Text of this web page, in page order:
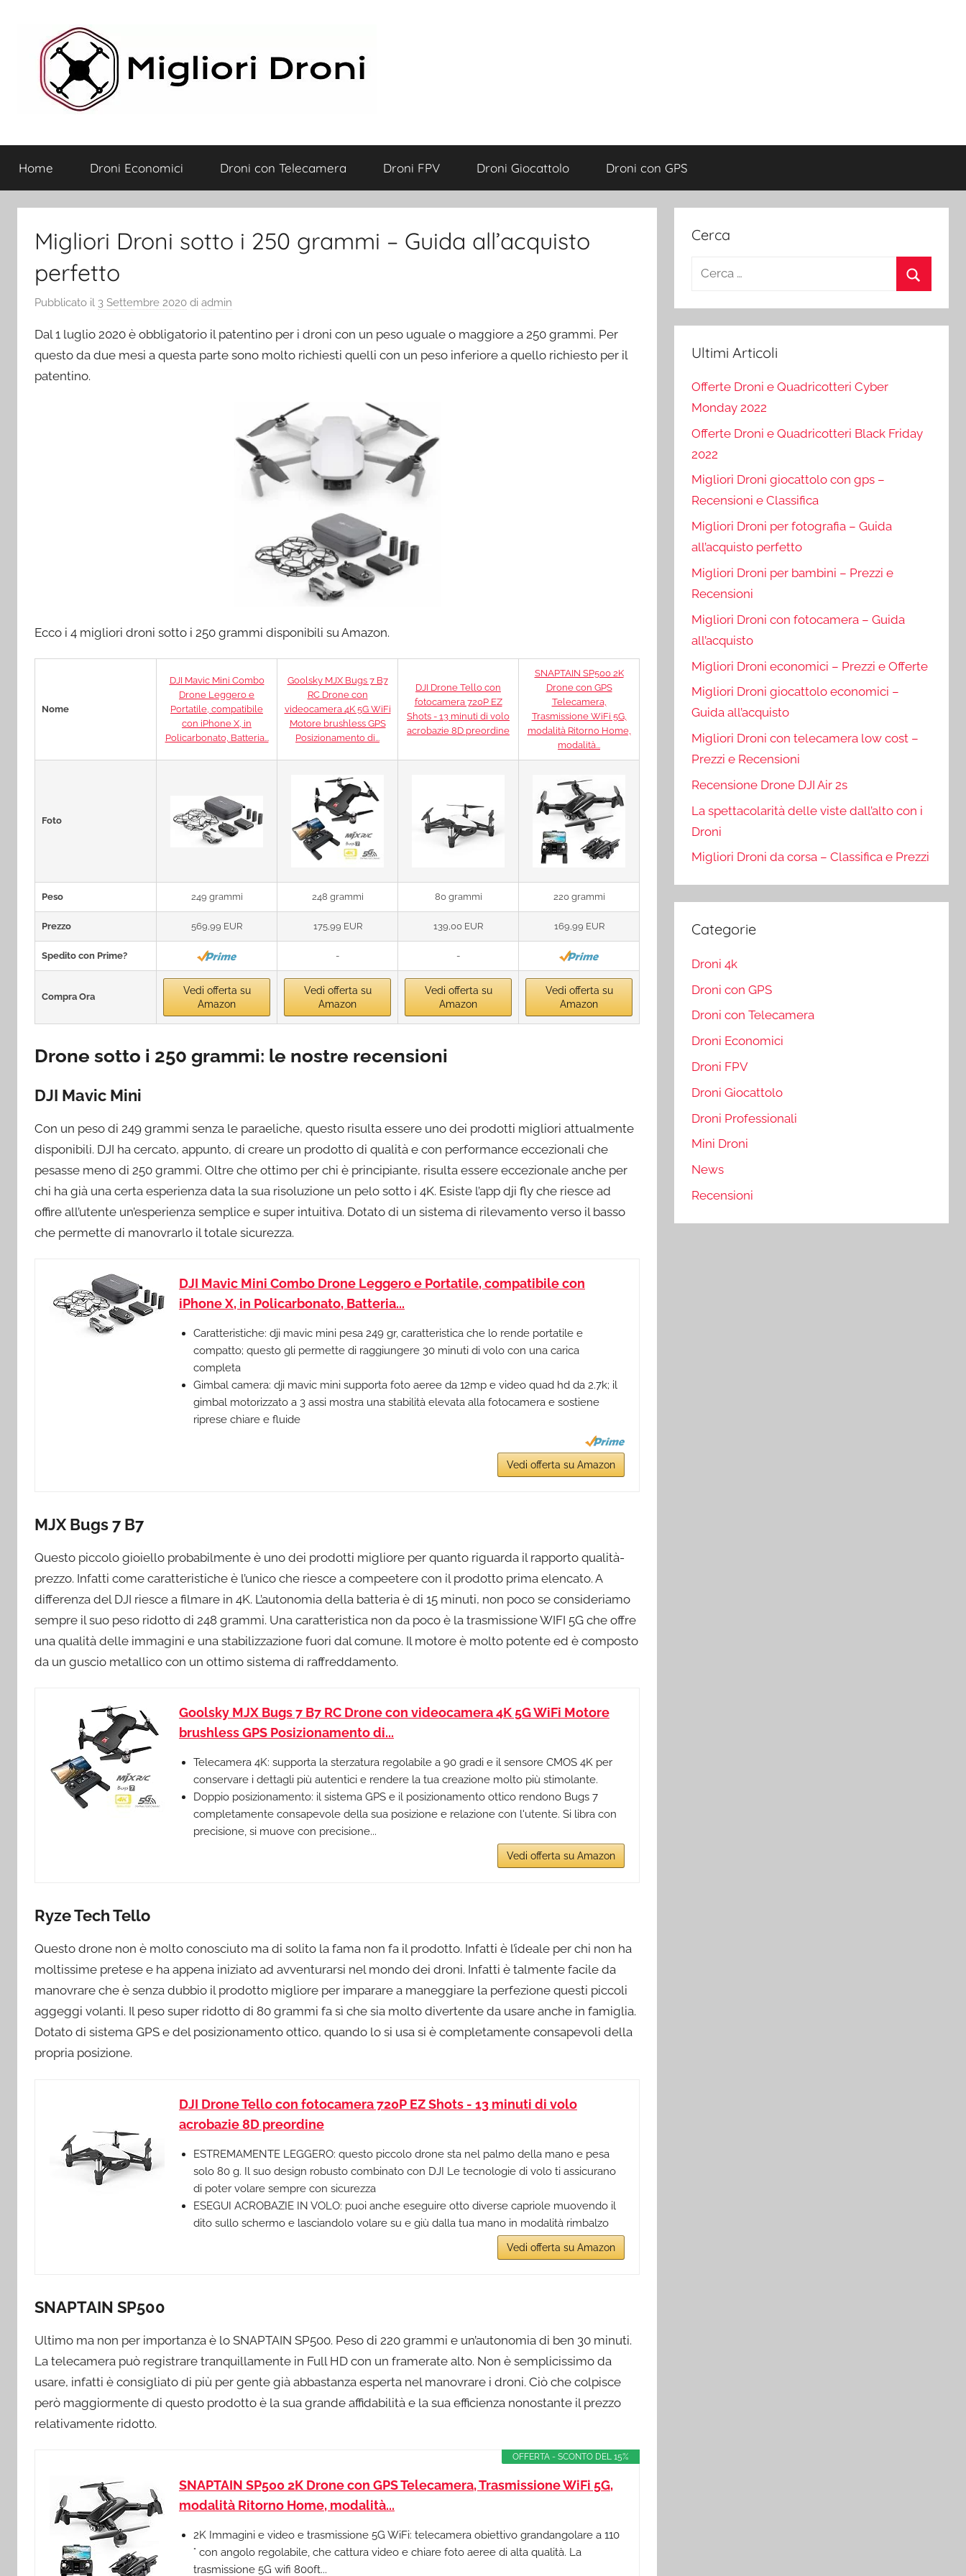
contenuto
Migliori
Droni
Home Droni Economici Droni con Telecamera Droni FPV Droni Giocattolo Droni con GPS
Migliori Droni sotto i 250 grammi – Guida all’acquisto
perfetto
Pubblicato il 3 Settembre 2020 di admin
Dal 1 luglio 2020 è obbligatorio il patentino per i droni con un peso uguale o maggiore a 250 grammi. Per
questo da due mesi a questa parte sono molto richiesti quelli con un peso inferiore a quello richiesto per il
patentino.
Ecco i 4 migliori droni sotto i 250 grammi disponibili su Amazon.
Nome
DJI Mavic Mini Combo
Drone Leggero e
Portatile, compatibile
con iPhone X, in
Policarbonato, Batteria...
Goolsky MJX Bugs 7 B7
RC Drone con
videocamera 4K 5G WiFi
Motore brushless GPS
Posizionamento di...
DJI Drone Tello con
fotocamera 720P EZ
Shots - 13 minuti di volo
acrobazie 8D preordine
SNAPTAIN SP500 2K
Drone con GPS
Telecamera,
Trasmissione WiFi 5G,
modalità Ritorno Home,
modalità...
Foto
Peso 249 grammi 248 grammi 80 grammi 220 grammi
Prezzo 569,99 EUR 175,99 EUR 139,00 EUR 169,99 EUR
Spedito con Prime? - -
Compra Ora
Vedi offerta su
Amazon
Vedi offerta su
Amazon
Vedi offerta su
Amazon
Vedi offerta su
Amazon
Drone sotto i 250 grammi: le nostre recensioni
DJI Mavic Mini
Con un peso di 249 grammi senza le paraeliche, questo risulta essere uno dei prodotti migliori attualmente
disponibili. DJI ha cercato, appunto, di creare un prodotto di qualità e con performance eccezionali che
pesasse meno di 250 grammi. Oltre che ottimo per chi è principiante, risulta essere eccezionale anche per
chi ha già una certa esperienza data la sua risoluzione un pelo sotto i 4K. Esiste l’app dji fly che riesce ad
offire all’utente un’esperienza semplice e super intuitiva. Dotato di un sistema di rilevamento verso il basso
che permette di manovrarlo il totale sicurezza.
DJI Mavic Mini Combo Drone Leggero e Portatile, compatibile con
iPhone X, in Policarbonato, Batteria...
Caratteristiche: dji mavic mini pesa 249 gr, caratteristica che lo rende portatile e
compatto; questo gli permette di raggiungere 30 minuti di volo con una carica
completa
Gimbal camera: dji mavic mini supporta foto aeree da 12mp e video quad hd da 2.7k; il
gimbal motorizzato a 3 assi mostra una stabilità elevata alla fotocamera e sostiene
riprese chiare e fluide
Vedi offerta su Amazon
MJX Bugs 7 B7
Questo piccolo gioiello probabilmente è uno dei prodotti migliore per quanto riguarda il rapporto qualità-
prezzo. Infatti come caratteristiche è l’unico che riesce a compeetere con il prodotto prima elencato. A
differenza del DJI riesce a filmare in 4K. L’autonomia della batteria è di 15 minuti, non poco se consideriamo
sempre il suo peso ridotto di 248 grammi. Una caratteristica non da poco è la trasmissione WIFI 5G che offre
una qualità delle immagini e una stabilizzazione fuori dal comune. Il motore è molto potente ed è composto
da un guscio metallico con un ottimo sistema di raffreddamento.
Goolsky MJX Bugs 7 B7 RC Drone con videocamera 4K 5G WiFi Motore
brushless GPS Posizionamento di...
Telecamera 4K: supporta la sterzatura regolabile a 90 gradi e il sensore CMOS 4K per
conservare i dettagli più autentici e rendere la tua creazione molto più stimolante.
Doppio posizionamento: il sistema GPS e il posizionamento ottico rendono Bugs 7
completamente consapevole della sua posizione e relazione con l'utente. Si libra con
precisione, si muove con precisione...
Vedi offerta su Amazon
Ryze Tech Tello
Questo drone non è molto conosciuto ma di solito la fama non fa il prodotto. Infatti è l’ideale per chi non ha
moltissime pretese e ha appena iniziato ad avventurarsi nel mondo dei droni. Infatti è talmente facile da
manovrare che è senza dubbio il prodotto migliore per imparare a maneggiare la perfezione questi piccoli
aggeggi volanti. Il peso super ridotto di 80 grammi fa sì che sia molto divertente da usare anche in famiglia.
Dotato di sistema GPS e del posizionamento ottico, quando lo si usa si è completamente consapevoli della
propria posizione.
DJI Drone Tello con fotocamera 720P EZ Shots - 13 minuti di volo
acrobazie 8D preordine
ESTREMAMENTE LEGGERO: questo piccolo drone sta nel palmo della mano e pesa
solo 80 g. Il suo design robusto combinato con DJI Le tecnologie di volo ti assicurano
di poter volare sempre con sicurezza
ESEGUI ACROBAZIE IN VOLO: puoi anche eseguire otto diverse capriole muovendo il
dito sullo schermo e lasciandolo volare su e giù dalla tua mano in modalità rimbalzo
Vedi offerta su Amazon
SNAPTAIN SP500
Ultimo ma non per importanza è lo SNAPTAIN SP500. Peso di 220 grammi e un’autonomia di ben 30 minuti.
La telecamera può registrare tranquillamente in Full HD con un framerate alto. Non è semplicissimo da
usare, infatti è consigliato di più per gente già abbastanza esperta nel manovrare i droni. Ciò che colpisce
però maggiormente di questo prodotto è la sua grande affidabilità e la sua efficienza nonostante il prezzo
relativamente ridotto.
OFFERTA - SCONTO DEL 15%
SNAPTAIN SP500 2K Drone con GPS Telecamera, Trasmissione WiFi 5G,
modalità Ritorno Home, modalità...
2K Immagini e video e trasmissione 5G WiFi: telecamera obiettivo grandangolare a 110
° con angolo regolabile, che cattura video e chiare foto aeree di alta qualità. La
trasmissione 5G wifi 800ft...
Cerca
Ricerca
Ultimi Articoli
Offerte Droni e Quadricotteri Cyber
Monday 2022
Offerte Droni e Quadricotteri Black Friday
2022
Migliori Droni giocattolo con gps –
Recensioni e Classifica
Migliori Droni per fotografia – Guida
all’acquisto perfetto
Migliori Droni per bambini – Prezzi e
Recensioni
Migliori Droni con fotocamera – Guida
all’acquisto
Migliori Droni economici – Prezzi e Offerte
Migliori Droni giocattolo economici –
Guida all’acquisto
Migliori Droni con telecamera low cost –
Prezzi e Recensioni
Recensione Drone DJI Air 2s
La spettacolarità delle viste dall’alto con i
Droni
Migliori Droni da corsa – Classifica e Prezzi
Categorie
Droni 4k
Droni con GPS
Droni con Telecamera
Droni Economici
Droni FPV
Droni Giocattolo
Droni Professionali
Mini Droni
News
Recensioni